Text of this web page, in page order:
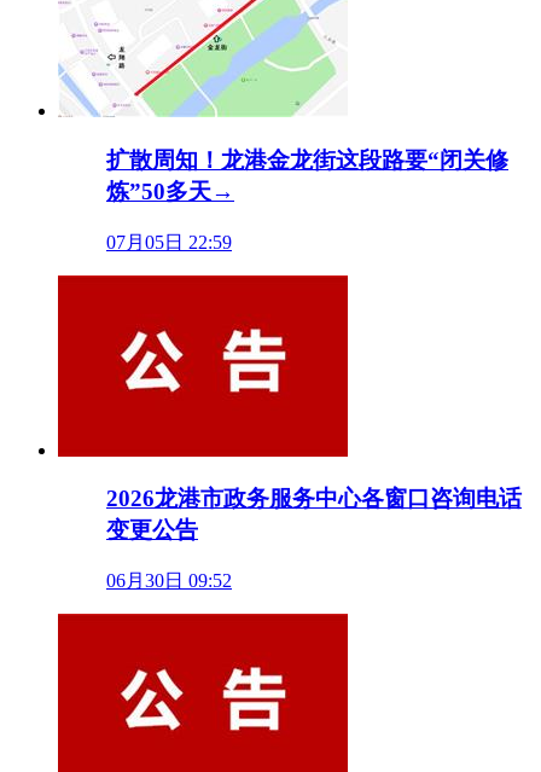
扩散周知！龙港金龙街这段路要“闭关修
炼”50多天→
07月05日 22:59
2026龙港市政务服务中心各窗口咨询电话
变更公告
06月30日 09:52